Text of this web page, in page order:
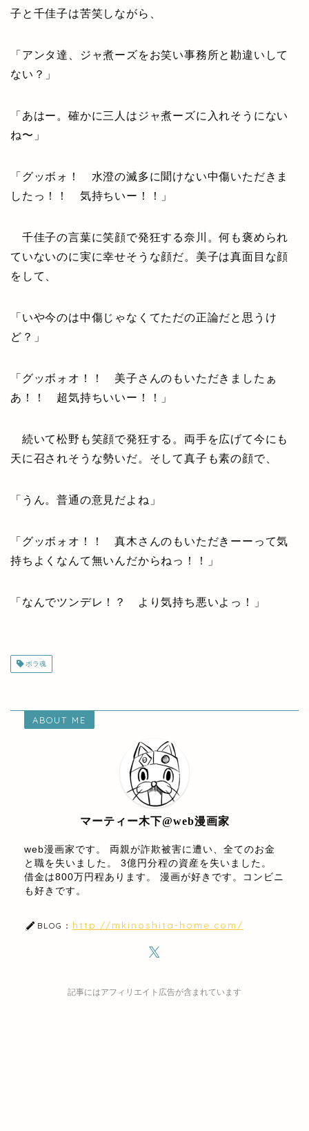
子と千佳子は苦笑しながら、
「アンタ達、ジャ煮ーズをお笑い事務所と勘違いして
ない？」
「あはー。確かに三人はジャ煮ーズに入れそうにない
ね〜」
「グッボォ！ 水澄の滅多に聞けない中傷いただきま
したっ！！ 気持ちいー！！」
千佳子の言葉に笑顔で発狂する奈川。何も褒められ
ていないのに実に幸せそうな顔だ。美子は真面目な顔
をして、
「いや今のは中傷じゃなくてただの正論だと思うけ
ど？」
「グッボォオ！！ 美子さんのもいただきましたぁ
あ！！ 超気持ちいいー！！」
続いて松野も笑顔で発狂する。両手を広げて今にも
天に召されそうな勢いだ。そして真子も素の顔で、
「うん。普通の意見だよね」
「グッボォオ！！ 真木さんのもいただきーーって気
持ちよくなんて無いんだからねっ！！」
「なんでツンデレ！？ より気持ち悪いよっ！」
ボラ魂
ABOUT ME
マーティー木下@web漫画家
web漫画家です。 両親が詐欺被害に遭い、全てのお金
と職を失いました。 3億円分程の資産を失いました。
借金は800万円程あります。 漫画が好きです。コンビニ
も好きです。
BLOG： http://mkinoshita-home.com/
記事にはアフィリエイト広告が含まれています